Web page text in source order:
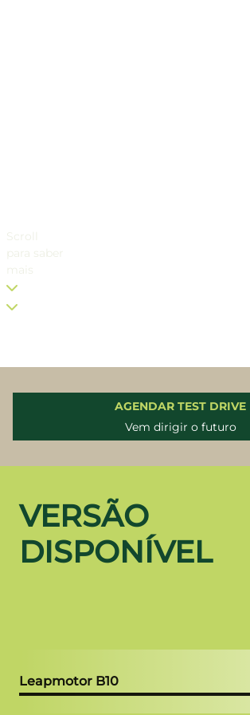
Scroll
para saber
mais
AGENDAR TEST DRIVE
Vem dirigir o futuro
VERSÃO
DISPONÍVEL
Leapmotor B10